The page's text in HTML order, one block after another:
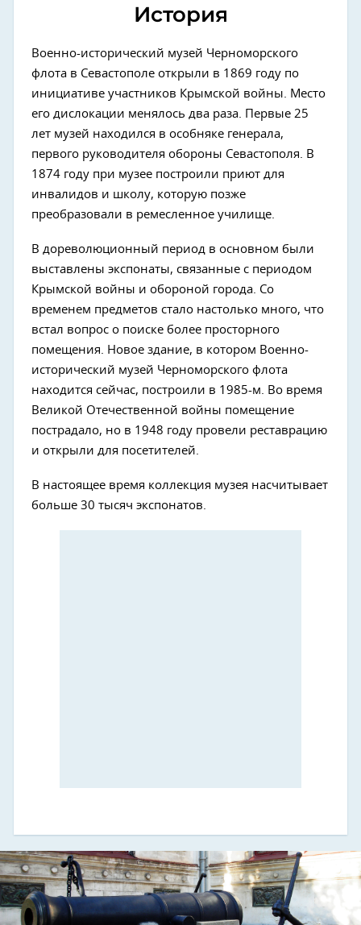
История
Военно-исторический музей Черноморского
флота в Севастополе открыли в 1869 году по
инициативе участников Крымской войны. Место
его дислокации менялось два раза. Первые 25
лет музей находился в особняке генерала,
первого руководителя обороны Севастополя. В
1874 году при музее построили приют для
инвалидов и школу, которую позже
преобразовали в ремесленное училище.
В дореволюционный период в основном были
выставлены экспонаты, связанные с периодом
Крымской войны и обороной города. Со
временем предметов стало настолько много, что
встал вопрос о поиске более просторного
помещения. Новое здание, в котором Военно-
исторический музей Черноморского флота
находится сейчас, построили в 1985-м. Во время
Великой Отечественной войны помещение
пострадало, но в 1948 году провели реставрацию
и открыли для посетителей.
В настоящее время коллекция музея насчитывает
больше 30 тысяч экспонатов.